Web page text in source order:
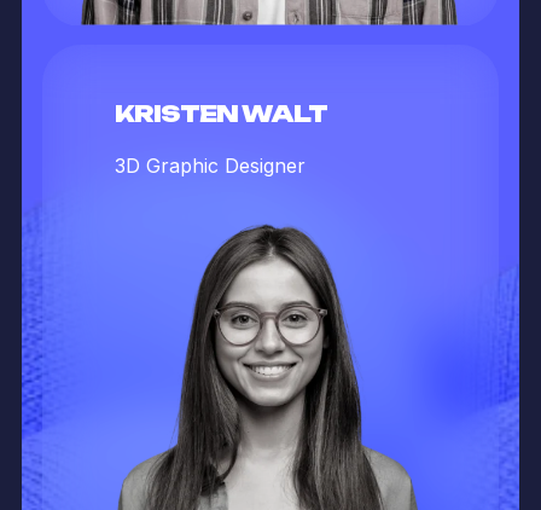
KRISTEN WALT
3D Graphic Designer